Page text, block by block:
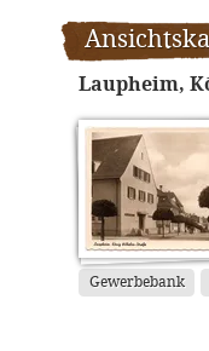
Laupheim,
Gewerbebank